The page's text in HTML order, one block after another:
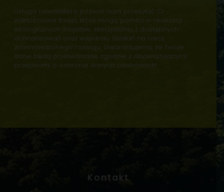
m
a
i
l
a
n
i
e
i
n
f
Usługa newslettera pozwoli nam przesyłać Ci
wartościowe treści, które mogą pomóc w realizacji
ekologicznych inicjatyw, skorzystaniu z dostępnych
dofinansowań oraz wsparciu działań na rzecz
zrównoważonego rozwoju. Gwarantujemy, że Twoje
dane będą przetwarzane zgodnie z obowiązującymi
przepisami o ochronie danych osobowych!
Kontakt